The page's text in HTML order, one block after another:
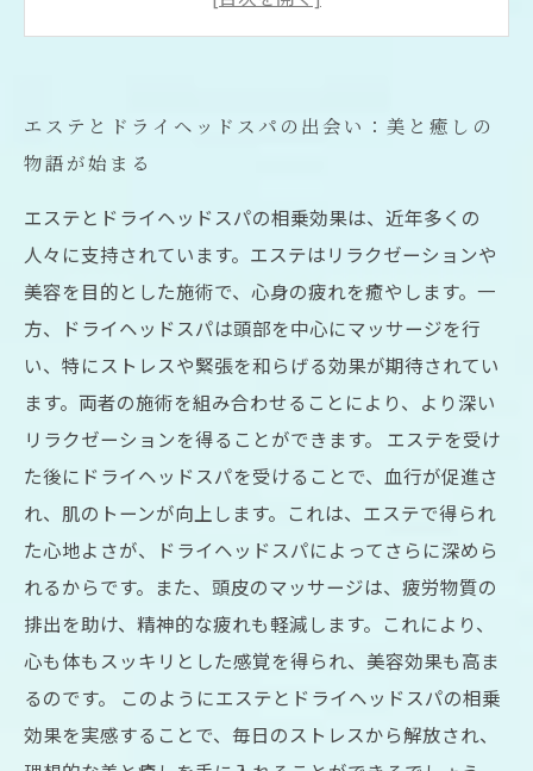
あなたも体験！エステとドライヘッドスパで得
られる新しい自分
エステとドライヘッドスパの出会い：美と癒しの
物語が始まる
エステとドライヘッドスパの相乗効果は、近年多くの
人々に支持されています。エステはリラクゼーションや
美容を目的とした施術で、心身の疲れを癒やします。一
方、ドライヘッドスパは頭部を中心にマッサージを行
い、特にストレスや緊張を和らげる効果が期待されてい
ます。両者の施術を組み合わせることにより、より深い
リラクゼーションを得ることができます。 エステを受け
た後にドライヘッドスパを受けることで、血行が促進さ
れ、肌のトーンが向上します。これは、エステで得られ
た心地よさが、ドライヘッドスパによってさらに深めら
れるからです。また、頭皮のマッサージは、疲労物質の
排出を助け、精神的な疲れも軽減します。これにより、
心も体もスッキリとした感覚を得られ、美容効果も高ま
るのです。 このようにエステとドライヘッドスパの相乗
効果を実感することで、毎日のストレスから解放され、